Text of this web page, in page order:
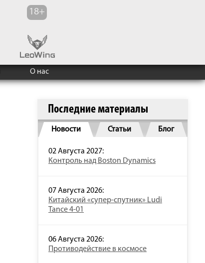
О нас
Последние материалы
Новости Статьи Блог
02 Августа 2027:
Контроль над Boston Dynamics
07 Августа 2026:
Китайский «супер-спутник» Ludi
Tance 4-01
06 Августа 2026:
Противодействие в космосе